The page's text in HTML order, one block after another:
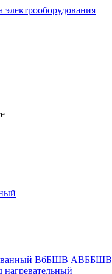
ВбБШВ АВББШВ
нагревательный